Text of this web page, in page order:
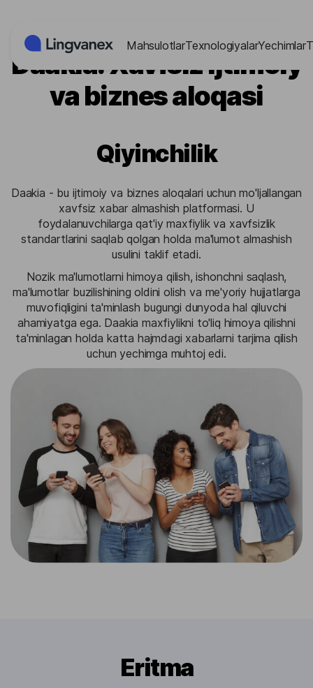
MahsulotlarTexnologiyalarYechimlar
Daakia: Xavfsiz ijtimoiy
va biznes aloqasi
Qiyinchilik
Daakia - bu ijtimoiy va biznes aloqalari uchun mo'ljallangan
xavfsiz xabar almashish platformasi. U
foydalanuvchilarga qat'iy maxfiylik va xavfsizlik
standartlarini saqlab qolgan holda ma'lumot almashish
usulini taklif etadi.
Nozik ma'lumotlarni himoya qilish, ishonchni saqlash,
ma'lumotlar buzilishining oldini olish va me'yoriy hujjatlarga
muvofiqligini ta'minlash bugungi dunyoda hal qiluvchi
ahamiyatga ega. Daakia maxfiylikni to'liq himoya qilishni
ta'minlagan holda katta hajmdagi xabarlarni tarjima qilish
uchun yechimga muhtoj edi.
Eritma